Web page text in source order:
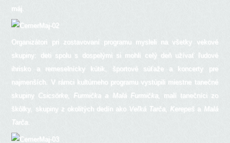
máj.
Organizátori pri zostavovaní programu mysleli na všetky vekové
skupiny: deti spolu s dospelými si mohli celý deň užívať ľudové
ihrisko a remeselnícky kútik, športové súťaže a koncerty pre
najmenších. V rámci kultúrneho programu vystúpili miestne tanečné
skupiny Csicsörke, Furmička a Malá Furmička,
malí tanečníci zo
škôlky, skupiny z okolitých dedín ako Veľká Tarča, Kerepeš a Malá
Tarča.